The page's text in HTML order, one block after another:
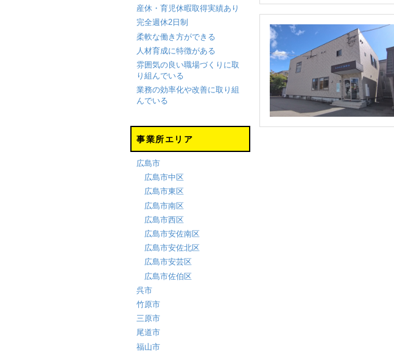
産休・育児休暇取得実績あり
完全週休2日制
柔軟な働き方ができる
人材育成に特徴がある
雰囲気の良い職場づくりに取
り組んでいる
業務の効率化や改善に取り組
んでいる
事業所エリア
広島市
広島市中区
広島市東区
広島市南区
広島市西区
広島市安佐南区
広島市安佐北区
広島市安芸区
広島市佐伯区
呉市
竹原市
三原市
尾道市
福山市